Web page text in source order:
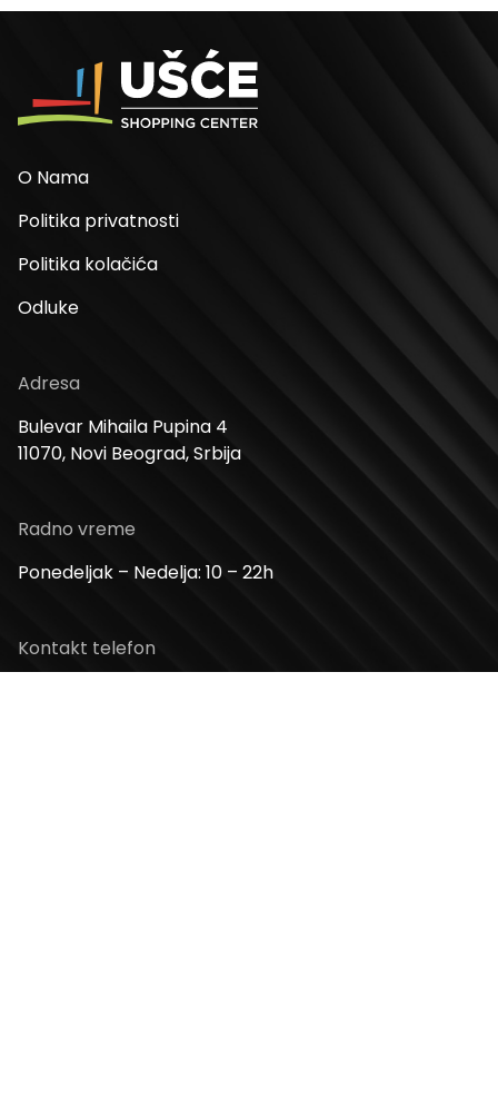
O Nama
Politika privatnosti
Politika kolačića
Odluke
Adresa
Bulevar Mihaila Pupina 4
11070, Novi Beograd, Srbija
Radno vreme
Ponedeljak – Nedelja: 10 – 22h
Kontakt telefon